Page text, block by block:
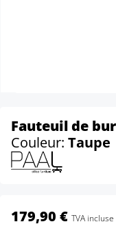
Fauteuil de
Couleur: Taupe
179,90 € TVA incluse